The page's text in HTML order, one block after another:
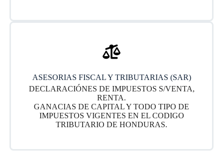
ASESORIAS FISCAL Y TRIBUTARIAS (SAR)
DECLARACIÓNES DE IMPUESTOS S/VENTA,
RENTA.
GANACIAS DE CAPITAL Y TODO TIPO DE
IMPUESTOS VIGENTES EN EL CODIGO
TRIBUTARIO DE HONDURAS.